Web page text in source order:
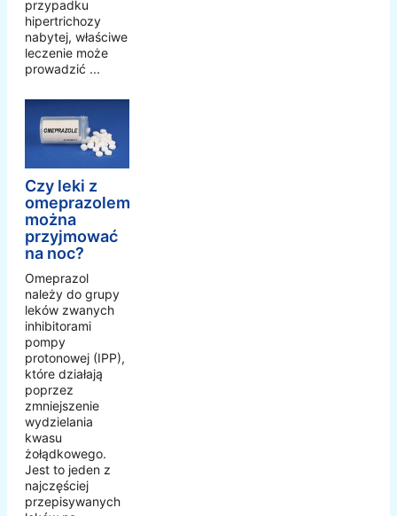
przypadku
hipertrichozy
nabytej, właściwe
leczenie może
prowadzić ...
Czy leki z
omeprazolem
można
przyjmować
na noc?
Omeprazol
należy do grupy
leków zwanych
inhibitorami
pompy
protonowej (IPP),
które działają
poprzez
zmniejszenie
wydzielania
kwasu
żołądkowego.
Jest to jeden z
najczęściej
przepisywanych